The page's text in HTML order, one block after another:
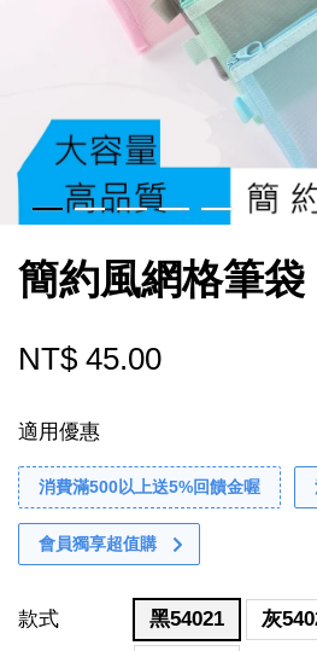
簡約風網格筆袋
NT$ 45.00
適用優惠
消費滿500以上送5%回饋金喔
會員獨享超值購
款式 黑54021 灰